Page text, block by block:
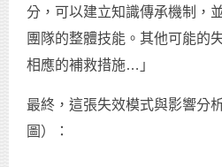
分，可以建立知識傳承機制，
團隊的整體技能。其他可能的
相應的補救措施…」
最終，這張失效模式與影響分
圖）：